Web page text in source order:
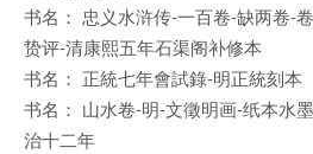
书名： 忠义水浒传-一百卷-缺两卷-
贽评-清康熙五年石渠阁补修本
书名： 正統七年會試錄-明正統刻本
书名： 山水卷-明-文徵明画-纸本水
治十二年